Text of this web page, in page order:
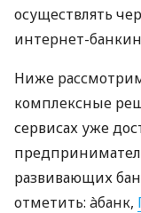
осуществлять
интернет-
Ниже
комплексные
сервисах уже
развивающих
отметить: àбанк,